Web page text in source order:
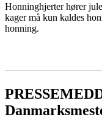
Honninghjerter hører
kager må kun kaldes
honning.